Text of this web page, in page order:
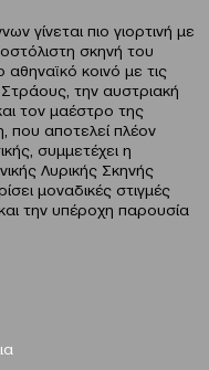
γίνεται πιο γιορτινή με
σκηνή του
κοινό με τις
Στράους, την αυστριακή
τον μαέστρο της
αποτελεί πλέον
συμμετέχει η
Λυρικής Σκηνής
μοναδικές στιγμές
την υπέροχη παρουσία